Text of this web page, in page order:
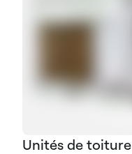
Unités de toiture